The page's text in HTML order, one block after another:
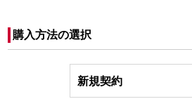
購入方法の選択
新規契約